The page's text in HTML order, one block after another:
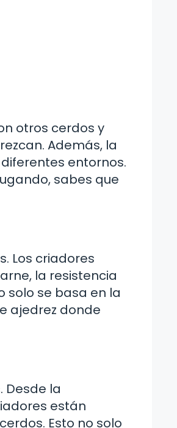
otros cerdos y
Además, la
entornos.
sabes que
Los criadores
la resistencia
solo se basa en la
ajedrez donde
Desde la
están
Esto no solo